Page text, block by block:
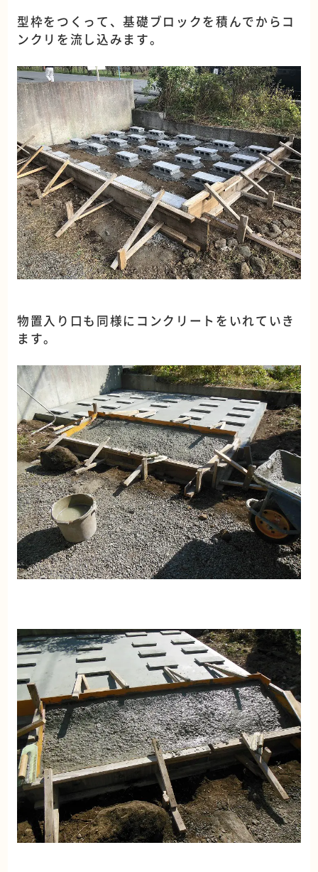
型枠をつくって、基礎ブロックを積んでからコ
ンクリを流し込みます。
物置入り口も同様にコンクリートをいれていき
ます。